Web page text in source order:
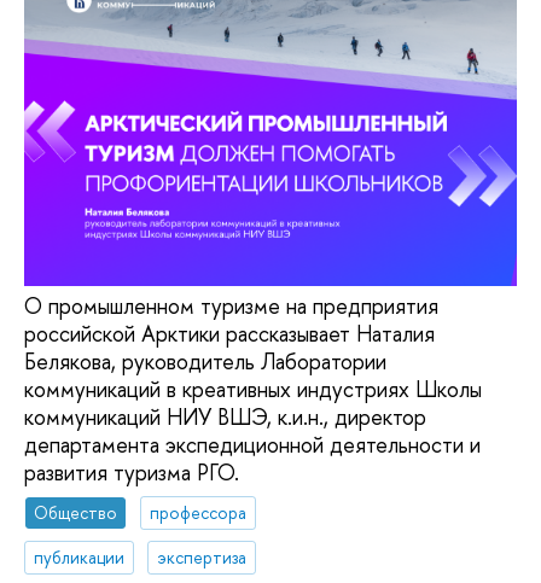
О промышленном туризме на предприятия
российской Арктики рассказывает Наталия
Белякова, руководитель Лаборатории
коммуникаций в креативных индустриях Школы
коммуникаций НИУ ВШЭ, к.и.н., директор
департамента экспедиционной деятельности и
развития туризма РГО.
Общество
профессора
публикации
экспертиза